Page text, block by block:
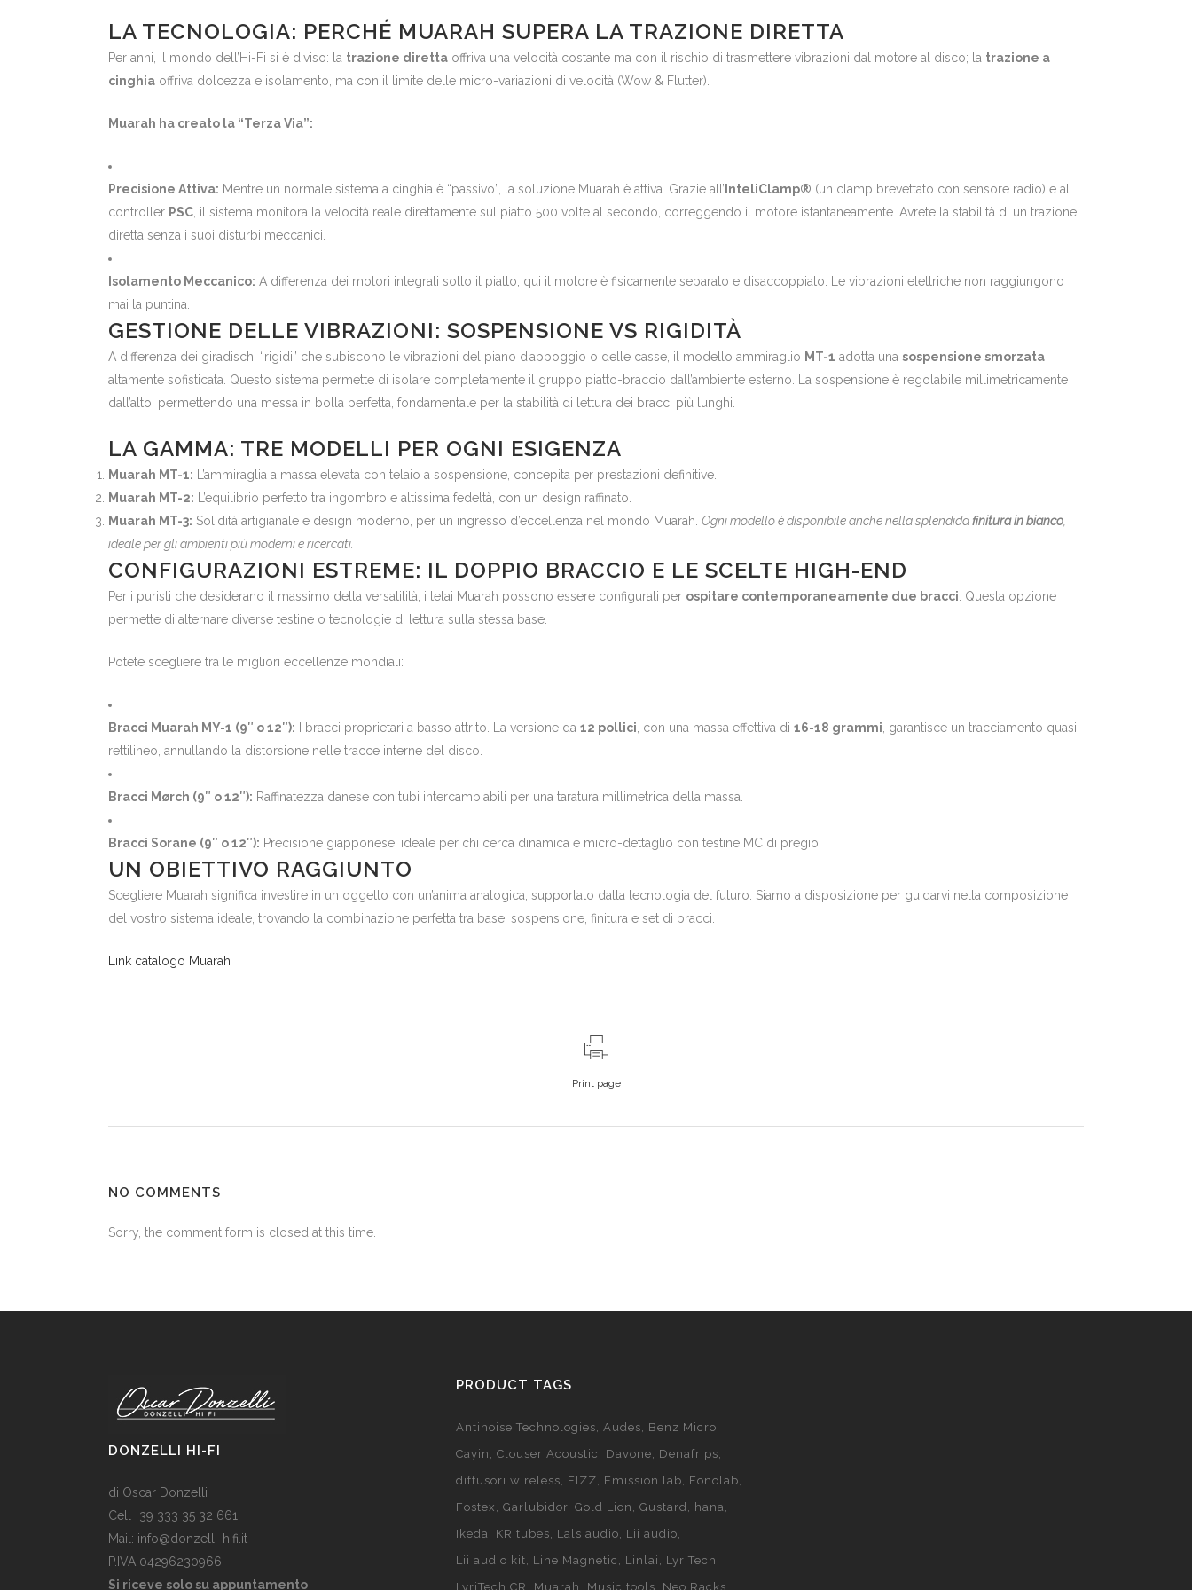
LA TECNOLOGIA: PERCHÉ MUARAH SUPERA LA TRAZIONE DIRETTA
Per anni, il mondo dell’Hi-Fi si è diviso: la trazione diretta offriva una velocità costante ma con il rischio di trasmettere vibrazioni dal motore al disco; la trazione a
cinghia offriva dolcezza e isolamento, ma con il limite delle micro-variazioni di velocità (Wow & Flutter).
Muarah ha creato la “Terza Via”:
Precisione Attiva: Mentre un normale sistema a cinghia è “passivo”, la soluzione Muarah è attiva. Grazie all’ InteliClamp® (un clamp brevettato con sensore radio) e al
controller PSC , il sistema monitora la velocità reale direttamente sul piatto 500 volte al secondo, correggendo il motore istantaneamente. Avrete la stabilità di un trazione
diretta senza i suoi disturbi meccanici.
Isolamento Meccanico: A differenza dei motori integrati sotto il piatto, qui il motore è fisicamente separato e disaccoppiato. Le vibrazioni elettriche non raggiungono
mai la puntina.
GESTIONE DELLE VIBRAZIONI: SOSPENSIONE VS RIGIDITÀ
A differenza dei giradischi “rigidi” che subiscono le vibrazioni del piano d’appoggio o delle casse, il modello ammiraglio MT-1 adotta una sospensione smorzata
altamente sofisticata. Questo sistema permette di isolare completamente il gruppo piatto-braccio dall’ambiente esterno. La sospensione è regolabile millimetricamente
dall’alto, permettendo una messa in bolla perfetta, fondamentale per la stabilità di lettura dei bracci più lunghi.
LA GAMMA: TRE MODELLI PER OGNI ESIGENZA
Muarah MT-1: L’ammiraglia a massa elevata con telaio a sospensione, concepita per prestazioni definitive.
Muarah MT-2: L’equilibrio perfetto tra ingombro e altissima fedeltà, con un design raffinato.
Muarah MT-3: Solidità artigianale e design moderno, per un ingresso d’eccellenza nel mondo Muarah. Ogni modello è disponibile anche nella splendidafinitura in bianco
ideale per gli ambienti più moderni e ricercati.
CONFIGURAZIONI ESTREME: IL DOPPIO BRACCIO E LE SCELTE HIGH-END
Per i puristi che desiderano il massimo della versatilità, i telai Muarah possono essere configurati per ospitare contemporaneamente due bracci . Questa opzione
permette di alternare diverse testine o tecnologie di lettura sulla stessa base.
Potete scegliere tra le migliori eccellenze mondiali:
Bracci Muarah MY-1 (9″ o 12″): I bracci proprietari a basso attrito. La versione da 12 pollici , con una massa effettiva di 16-18 grammi , garantisce un tracciamento quasi
rettilineo, annullando la distorsione nelle tracce interne del disco.
Bracci Mørch (9″ o 12″): Raffinatezza danese con tubi intercambiabili per una taratura millimetrica della massa.
Bracci Sorane (9″ o 12″): Precisione giapponese, ideale per chi cerca dinamica e micro-dettaglio con testine MC di pregio.
UN OBIETTIVO RAGGIUNTO
Scegliere Muarah significa investire in un oggetto con un’anima analogica, supportato dalla tecnologia del futuro. Siamo a disposizione per guidarvi nella composizione
del vostro sistema ideale, trovando la combinazione perfetta tra base, sospensione, finitura e set di bracci.
Link catalogo Muarah
Print page
NO COMMENTS
Sorry, the comment form is closed at this time.
DONZELLI HI-FI
di Oscar Donzelli
Cell +39 333 35 32 661
Mail: info@donzelli-hifi.it
P.IVA 04296230966
Si riceve solo su appuntamento
PRODUCT TAGS
Antinoise Technologies Audes
Benz Micro
Cayin
Clouser Acoustic Davone
Denafrips
diffusori wireless
EIZZ Emission lab
Fonolab
Fostex
Garlubidor Gold Lion Gustard
hana
Ikeda
KR tubes Lals audio
Lii audio
Lii audio kit
Line Magnetic Linlai
LyriTech
LyriTech CR
Muarah Music tools Neo Racks